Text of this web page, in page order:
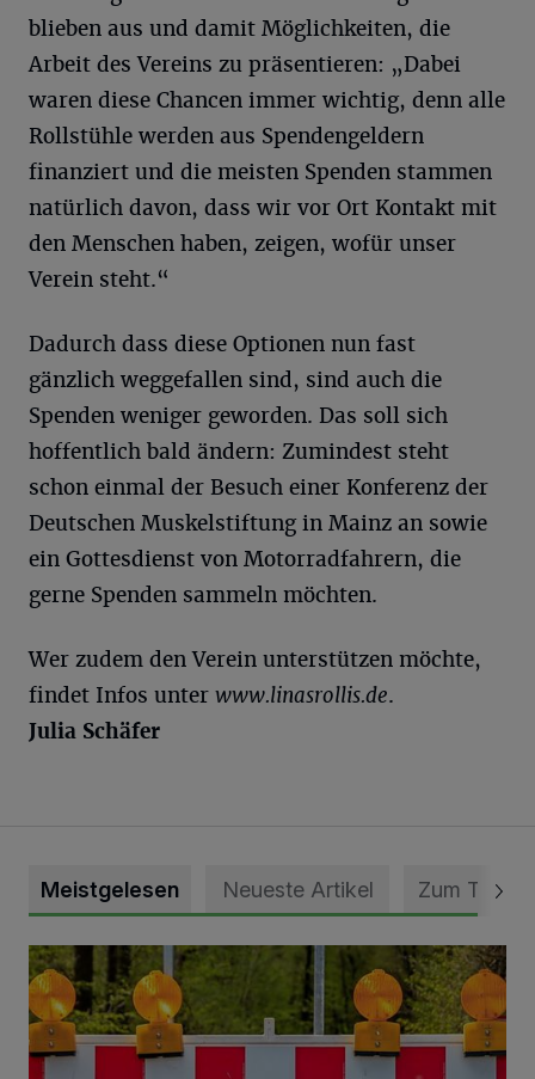
blieben aus und damit Möglichkeiten, die
Arbeit des Vereins zu präsentieren: „Dabei
waren diese Chancen immer wichtig, denn alle
Rollstühle werden aus Spendengeldern
finanziert und die meisten Spenden stammen
natürlich davon, dass wir vor Ort Kontakt mit
den Menschen haben, zeigen, wofür unser
Verein steht.“
Dadurch dass diese Optionen nun fast
gänzlich weggefallen sind, sind auch die
Spenden weniger geworden. Das soll sich
hoffentlich bald ändern: Zumindest steht
schon einmal der Besuch einer Konferenz der
Deutschen Muskelstiftung in Mainz an sowie
ein Gottesdienst von Motorradfahrern, die
gerne Spenden sammeln möchten.
Wer zudem den Verein unterstützen möchte,
findet Infos unter www.linasrollis.de.
Julia Schäfer
Meistgelesen Neueste Artikel Zum Thema
Vollsperrung der Talstraße in Grevenbroich-Kapellen